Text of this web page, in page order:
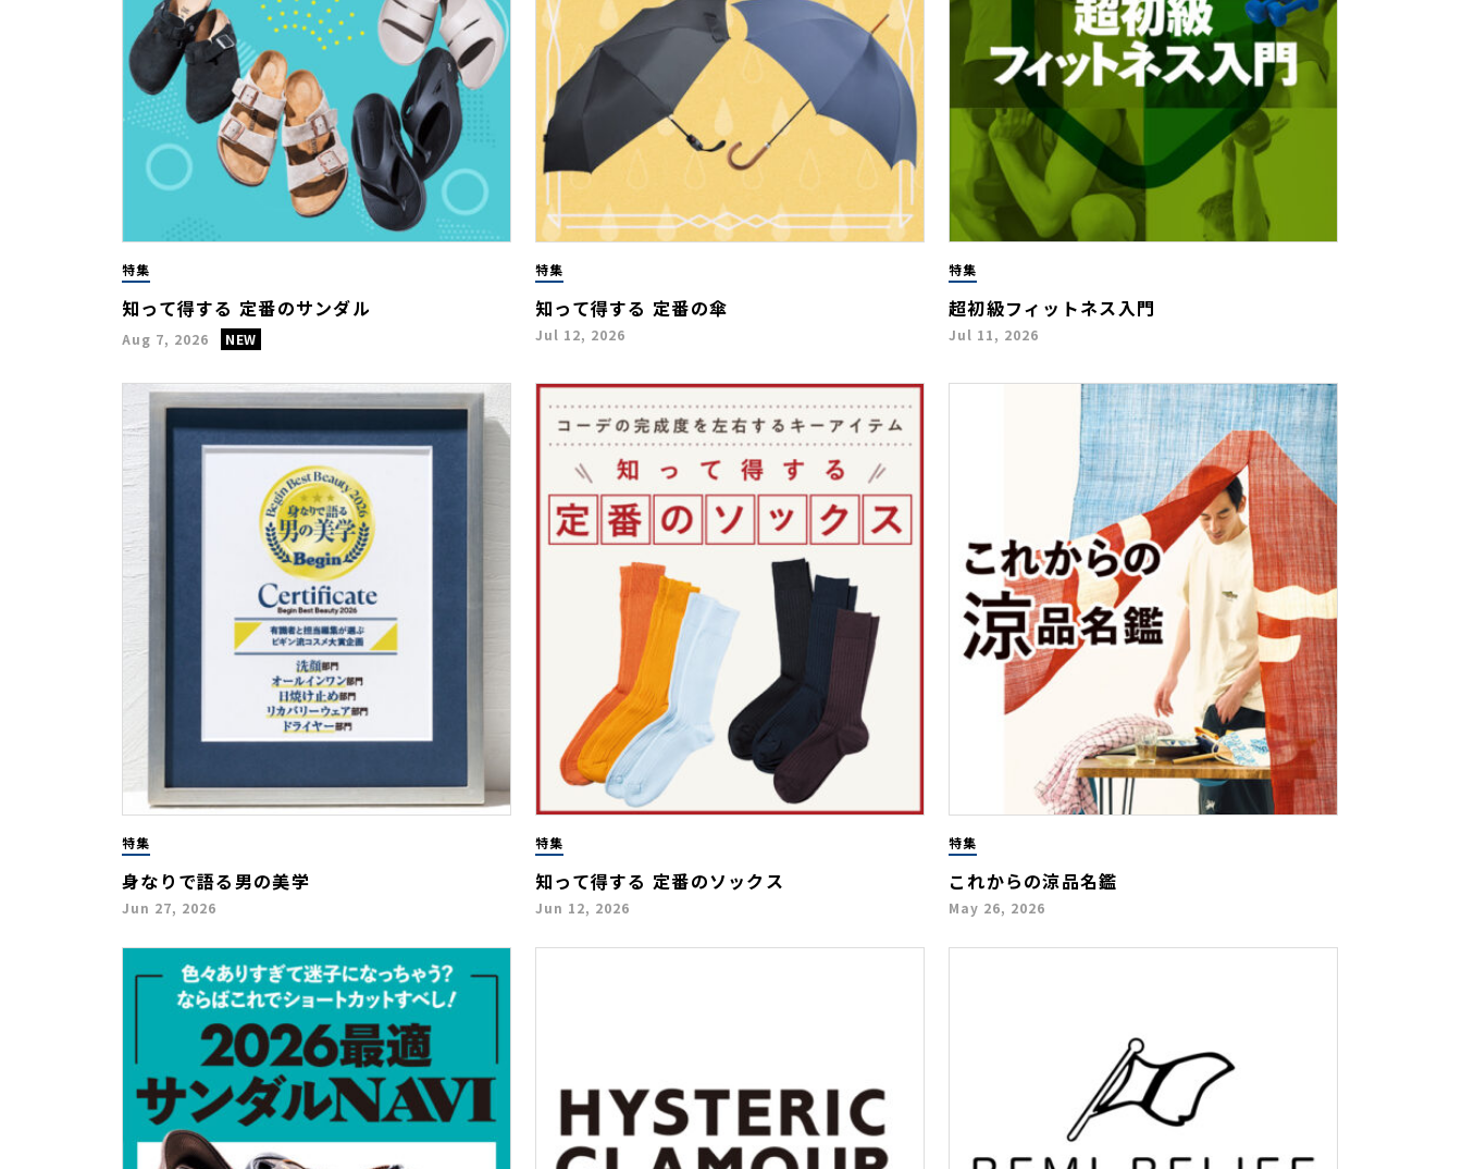
特集
知って得する 定番のサンダル
Aug 7, 2026
特集
知って得する 定番の傘
Jul 12, 2026
特集
超初級フィットネス入門
Jul 11, 2026
特集
身なりで語る男の美学
Jun 27, 2026
特集
知って得する 定番のソックス
Jun 12, 2026
特集
これからの涼品名鑑
May 26, 2026